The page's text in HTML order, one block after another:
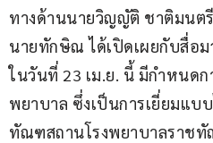
ทางด้านนายวิญญัติ ชาติมนต
นายทักษิณ ได้เปิดเผยกับสื่อ
ในวันที่ 23 เม.ย. นี้ มีกำหนด
พยาบาล ซึ่งเป็นการเยี่ยมแบ
ทัณฑสถานโรงพยาบาลราช